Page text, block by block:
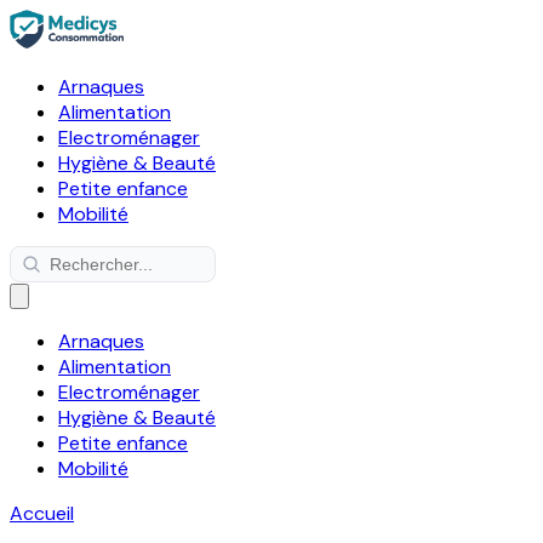
Arnaques
Alimentation
Electroménager
Hygiène & Beauté
Petite enfance
Mobilité
Arnaques
Alimentation
Electroménager
Hygiène & Beauté
Petite enfance
Mobilité
Accueil